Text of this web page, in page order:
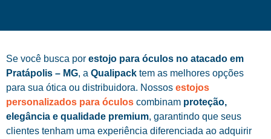
Se você busca por estojo para óculos no atacado em
Pratápolis – MG, a Qualipack tem as melhores opções
para sua ótica ou distribuidora. Nossos estojos
personalizados para óculos combinam proteção,
elegância e qualidade premium, garantindo que seus
clientes tenham uma experiência diferenciada ao adquirir